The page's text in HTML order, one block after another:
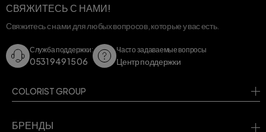
СВЯЖИТЕСЬ С НАМИ!
Свяжитесь с нами для любых вопросов, которые у вас есть.
Служба поддержки:
0531 949 15 06
Часто задаваемые вопросы
Центр поддержки
COLORIST GROUP
БРЕНДЫ